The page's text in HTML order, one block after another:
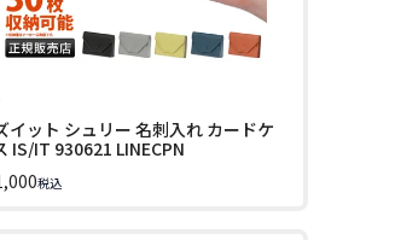
イット シュリー 名刺入れ カードケ
IS/IT 930621 LINECPN
税込